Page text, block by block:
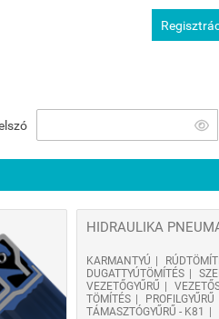
HIDRAULIKA
KARMANTYÚ
DUGATTYÚTÖMÍTÉS
VEZETŐGYŰRŰ
TÖMÍTÉS
PROFILGYŰRŰ
TÁMASZTÓGYŰRŰ - K81